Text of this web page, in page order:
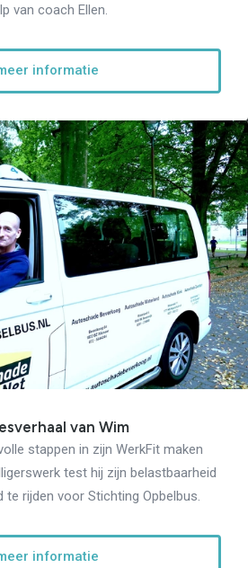
van coach Ellen.
informatie
van Wim
stappen in zijn WerkFit maken
test hij zijn belastbaarheid
rijden voor Stichting Opbelbus.
informatie